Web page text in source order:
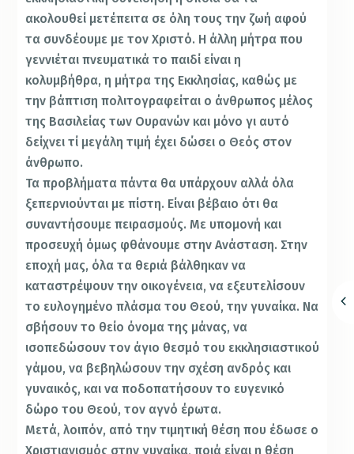
ακολουθεί μετέπειτα σε όλη τους την ζωή αφού
τα συνδέουμε με τον Χριστό. Η άλλη μήτρα που
γεννιέται πνευματικά το παιδί είναι η
κολυμβήθρα, η μήτρα της Εκκλησίας, καθώς με
την βάπτιση πολιτογραφείται ο άνθρωπος μέλος
της Βασιλείας των Ουρανών και μόνο γι αυτό
δείχνει τί μεγάλη τιμή έχει δώσει ο Θεός στον
άνθρωπο.
Τα προβλήματα πάντα θα υπάρχουν αλλά όλα
ξεπερνιούνται με πίστη. Είναι βέβαιο ότι θα
συναντήσουμε πειρασμούς. Με υπομονή και
προσευχή όμως φθάνουμε στην Ανάσταση. Στην
εποχή μας, όλα τα θεριά βάλθηκαν να
καταστρέψουν την οικογένεια, να εξευτελίσουν
το ευλογημένο πλάσμα του Θεού, την γυναίκα. Να
σβήσουν το θείο όνομα της μάνας, να
ισοπεδώσουν τον άγιο θεσμό του εκκλησιαστικού
γάμου, να βεβηλώσουν την σχέση ανδρός και
γυναικός, και να ποδοπατήσουν το ευγενικό
δώρο του Θεού, τον αγνό έρωτα.
Μετά, λοιπόν, από την τιμητική θέση που έδωσε ο
Χριστιανισμός στην γυναίκα, ποιά είναι η θέση